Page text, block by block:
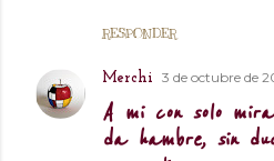
RESPONDER
Merchi 3 de octubre de
A mi con solo
da hambre, sin